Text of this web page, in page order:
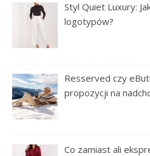
Styl Quiet Luxury:
logotypów?
Resserved czy
propozycji na
Co zamiast ali